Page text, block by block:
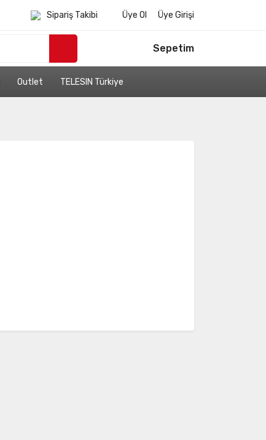
Sipariş Takibi Üye Ol Üye Girişi
Sepetim
Outlet TELESIN Türkiye